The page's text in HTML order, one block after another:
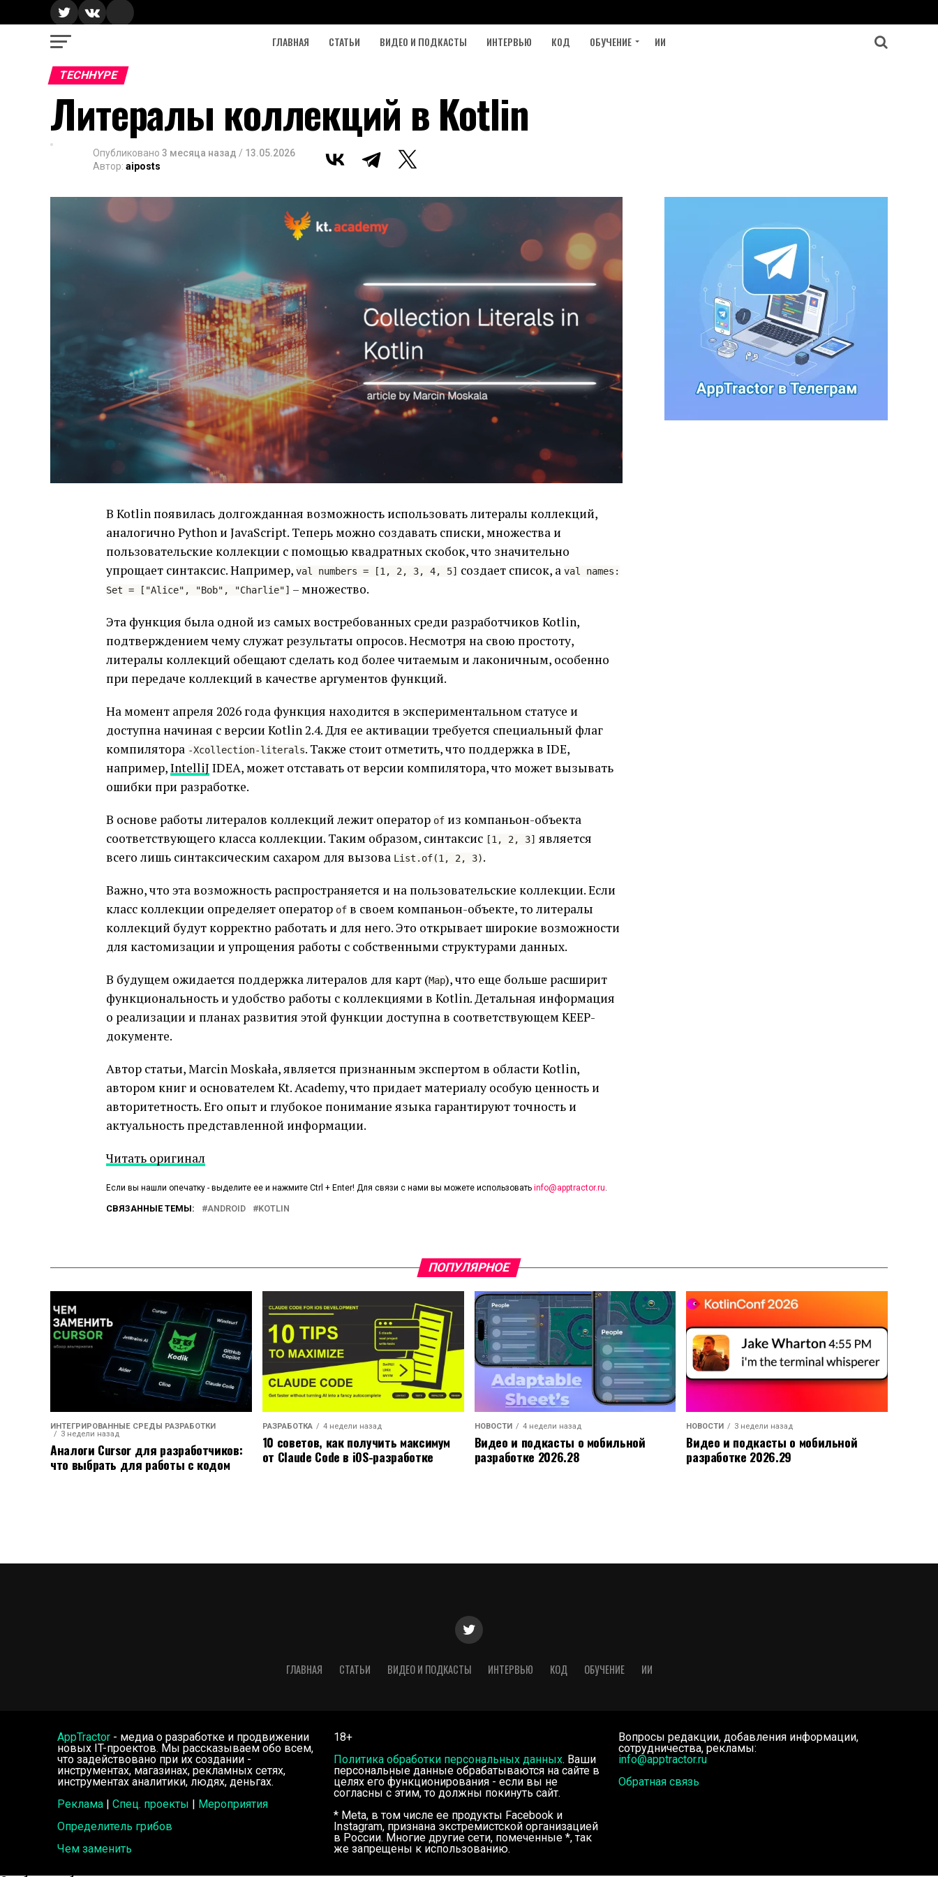
ГЛАВНАЯ СТАТЬИ ВИДЕО И ПОДКАСТЫ ИНТЕРВЬЮ КОД ОБУЧЕНИЕ ИИ
TECHHYPE
Литералы коллекций в Kotlin
Опубликовано 3 месяца назад / 13.05.2026
Автор: aiposts
В Kotlin появилась долгожданная возможность использовать литералы коллекций,
аналогично Python и JavaScript. Теперь можно создавать списки, множества и
пользовательские коллекции с помощью квадратных скобок, что значительно
упрощает синтаксис. Например, val numbers = [1, 2, 3, 4, 5] создает список, а val names:
Set = ["Alice", "Bob", "Charlie"] – множество.
Эта функция была одной из самых востребованных среди разработчиков Kotlin,
подтверждением чему служат результаты опросов. Несмотря на свою простоту,
литералы коллекций обещают сделать код более читаемым и лаконичным, особенно
при передаче коллекций в качестве аргументов функций.
На момент апреля 2026 года функция находится в экспериментальном статусе и
доступна начиная с версии Kotlin 2.4. Для ее активации требуется специальный флаг
компилятора -Xcollection-literals. Также стоит отметить, что поддержка в IDE,
например,IntelliJ IDEA, может отставать от версии компилятора, что может вызывать
ошибки при разработке.
В основе работы литералов коллекций лежит оператор of из компаньон-объекта
соответствующего класса коллекции. Таким образом, синтаксис [1, 2, 3] является
всего лишь синтаксическим сахаром для вызова List.of(1, 2, 3).
Важно, что эта возможность распространяется и на пользовательские коллекции. Если
класс коллекции определяет оператор of в своем компаньон-объекте, то литералы
коллекций будут корректно работать и для него. Это открывает широкие возможности
для кастомизации и упрощения работы с собственными структурами данных.
В будущем ожидается поддержка литералов для карт (Map), что еще больше расширит
функциональность и удобство работы с коллекциями в Kotlin. Детальная информация
о реализации и планах развития этой функции доступна в соответствующем KEEP-
документе.
Автор статьи, Marcin Moskała, является признанным экспертом в области Kotlin,
автором книг и основателем Kt. Academy, что придает материалу особую ценность и
авторитетность. Его опыт и глубокое понимание языка гарантируют точность и
актуальность представленной информации.
Читать оригинал
Если вы нашли опечатку - выделите ее и нажмите Ctrl + Enter! Для связи с нами вы можете использовать info@apptractor.ru.
СВЯЗАННЫЕ ТЕМЫ: ANDROID KOTLIN
ПОПУЛЯРНОЕ
ИНТЕГРИРОВАННЫЕ СРЕДЫ РАЗРАБОТКИ
3 недели назад
Аналоги Cursor для разработчиков:
что выбрать для работы с кодом
РАЗРАБОТКА 4 недели назад
10 советов, как получить максимум
от Claude Code в iOS-разработке
НОВОСТИ 4 недели назад
Видео и подкасты о мобильной
разработке 2026.28
НОВОСТИ 3 недели назад
Видео и подкасты о мобильной
разработке 2026.29
ГЛАВНАЯ СТАТЬИ ВИДЕО И ПОДКАСТЫ ИНТЕРВЬЮ КОД ОБУЧЕНИЕ ИИ
AppTractor - медиа о разработке и продвижении
новых IT-проектов. Мы рассказываем обо всем,
что задействовано при их создании -
инструментах, магазинах, рекламных сетях,
инструментах аналитики, людях, деньгах.
Реклама | Спец. проекты | Мероприятия
Определитель грибов
Чем заменить
18+
Политика обработки персональных данных. Ваши
персональные данные обрабатываются на сайте в
целях его функционирования - если вы не
согласны с этим, то должны покинуть сайт.
* Meta, в том числе ее продукты Facebook и
Instagram, признана экстремистской организацией
в России. Многие другие сети, помеченные *, так
же запрещены к использованию.
Вопросы редакции, добавления информации,
сотрудничества, рекламы:
info@apptractor.ru
Обратная связь